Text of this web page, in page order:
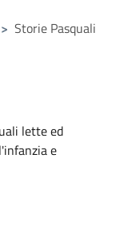
> Storie Pasquali
lette ed
e